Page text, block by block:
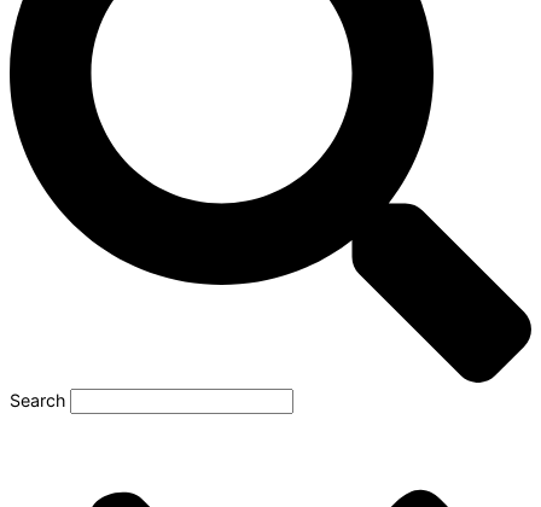
Search